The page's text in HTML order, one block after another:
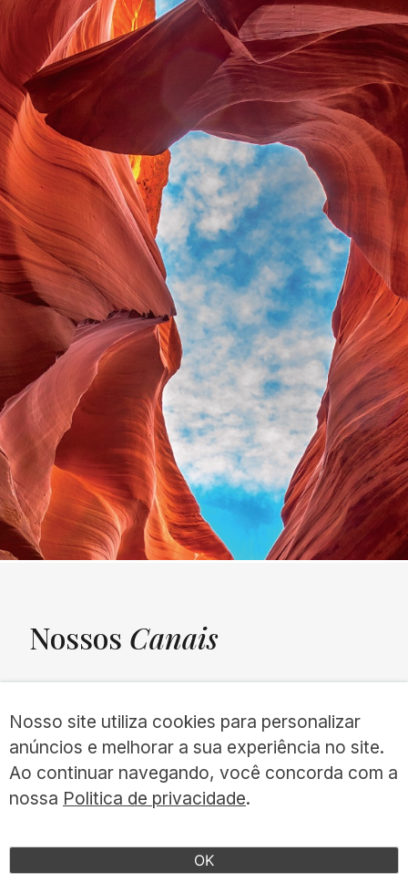
UNQUIET
Newsletter
Cadastre-se e receba todas as
nossas novidades.
Nossos Canais
Aventura
Bem-estar
Biblioteca
Entrevista
Esporte
Festivais
Nosso site utiliza cookies para personalizar
anúncios e melhorar a sua experiência no site.
Ao continuar navegando, você concorda com a
nossa Politica de privacidade.
OK